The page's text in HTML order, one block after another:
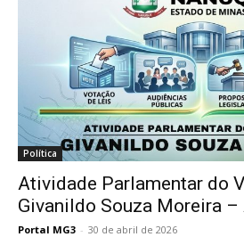
Política
Atividade Parlamentar do
Givanildo Souza Moreira
Portal MG3 - 30 de abril de 2026